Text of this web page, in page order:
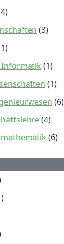
(3)
Informatik (1)
(1)
(6)
(4)
(6)